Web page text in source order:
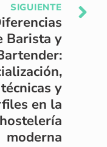
SIGUIENTE
Barista y
técnicas y
en la
hostelería
moderna